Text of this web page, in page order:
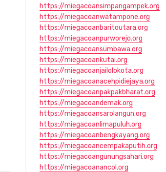
https://miegacoansimpangampek.org
https://miegacoanwatampone.org
https://miegacoanbaritoutara.org
https://miegacoanpurworejo.org
https://miegacoansumbawa.org
https://miegacoankutai.org
https://miegacoanjailolokota.org
https://miegacoanacehpidiejaya.org
https://miegacoanpakpakbharat.org
https://miegacoandemak.org
https://miegacoansarolangun.org
https://miegacoanlimapuluh.org
https://miegacoanbengkayang.org
https://miegacoancempakaputih.org
https://miegacoangunungsahari.org
https://miegacoanancol.org